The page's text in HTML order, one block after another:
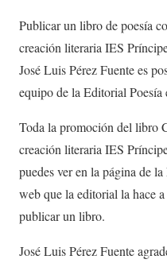
Publicar un libro de poesía
creación literaria IES
José Luis Pérez Fuente es
equipo de la Editorial Poesía
Toda la promoción del libro
creación literaria IES
puedes ver en la página de
web que la editorial la hace
publicar un libro.
José Luis Pérez Fuente